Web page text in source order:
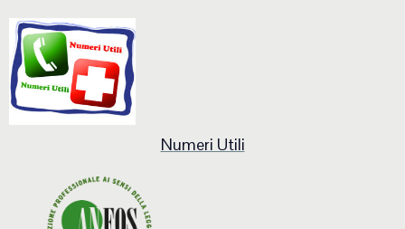
Numeri Utili